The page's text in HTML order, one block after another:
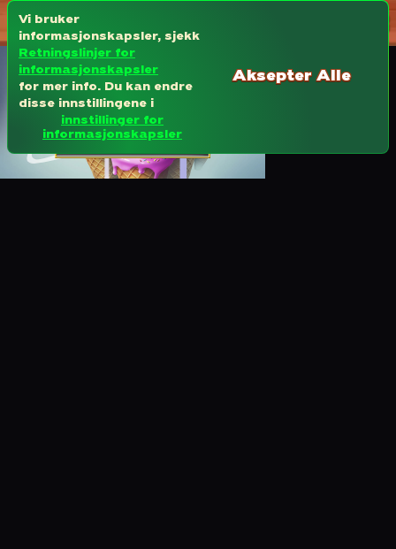
Vi bruker
informasjonskapsler, sjekk
Retningslinjer for
informasjonskapsler
for mer info. Du kan endre
disse innstillingene i
innstillinger for
informasjonskapsler
Aksepter Alle